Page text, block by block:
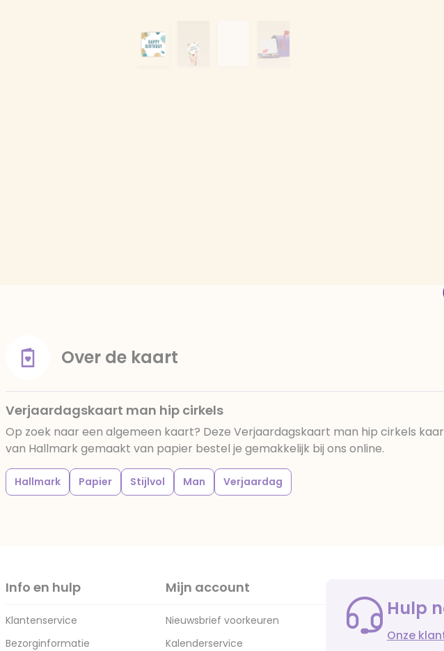
Over de kaart
Verjaardagskaart man hip cirkels
Op zoek naar een algemeen kaart? Deze Verjaardagskaart man hip cirkels
van Hallmark gemaakt van papier bestel je gemakkelijk bij ons online.
Hallmark Papier Stijlvol Man Verjaardag
Info en hulp
Klantenservice
Bezorginformatie
Mijn account
Nieuwsbrief voorkeuren
Kalenderservice
Hulp
Onze